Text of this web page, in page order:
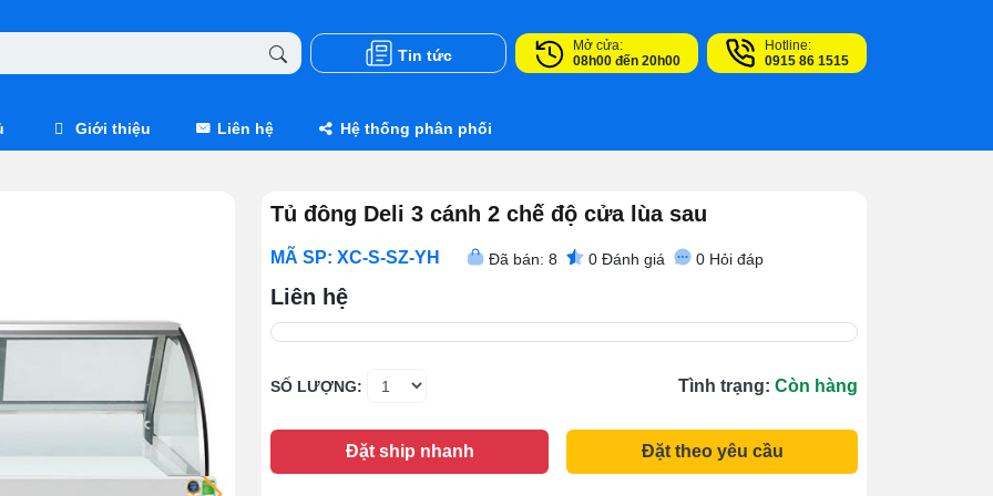
Tin tức
Mở cửa:
08h00 đến 20h00
Hotline:
0915 86 1515
Giới thiệu Liên hệ Hệ thống phân phối
Tủ đông Deli 3 cánh 2 chế độ cửa lùa sau
MÃ SP: XC-S-SZ-YH Đã bán: 8 0 Đánh giá 0 Hỏi đáp
Liên hệ
SỐ LƯỢNG: Tình trạng: Còn hàng
Đặt ship nhanh Đặt theo yêu cầu